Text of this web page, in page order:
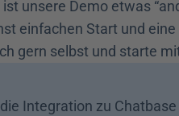
unsere Demo etwas
einfachen Start und
gern selbst und starte
Integration zu Chatbase